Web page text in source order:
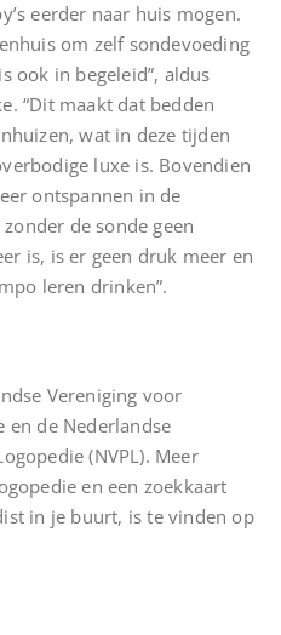
eerder naar huis mogen.
om zelf sondevoeding
ook in begeleid”, aldus
“Dit maakt dat bedden
wat in deze tijden
luxe is. Bovendien
ontspannen in de
de sonde geen
is, is er geen druk meer en
leren drinken”.
Vereniging voor
en de Nederlandse
(NVPL). Meer
en een zoekkaart
in je buurt, is te vinden op